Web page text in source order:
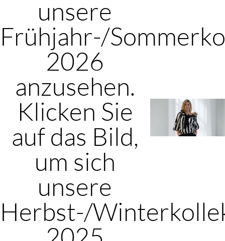
unsere
Frühjahr-/
2026
anzusehen.
Klicken Sie
auf das Bild,
um sich
unsere
Herbst-/